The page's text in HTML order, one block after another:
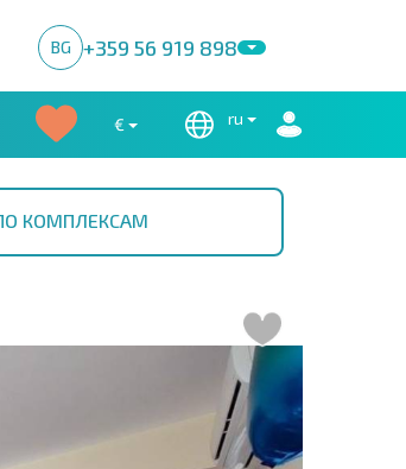
BG +359 56 919 898
€ ru
КОМПЛЕКСАМ